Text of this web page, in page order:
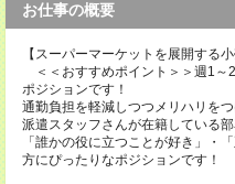
お仕事の概要
【スーパーマーケットを展開する
＜＜おすすめポイント＞＞週1～
ポジションです！
通勤負担を軽減しつつメリハリを
派遣スタッフさんが在籍している
「誰かの役に立つことが好き」・
方にぴったりなポジションです！